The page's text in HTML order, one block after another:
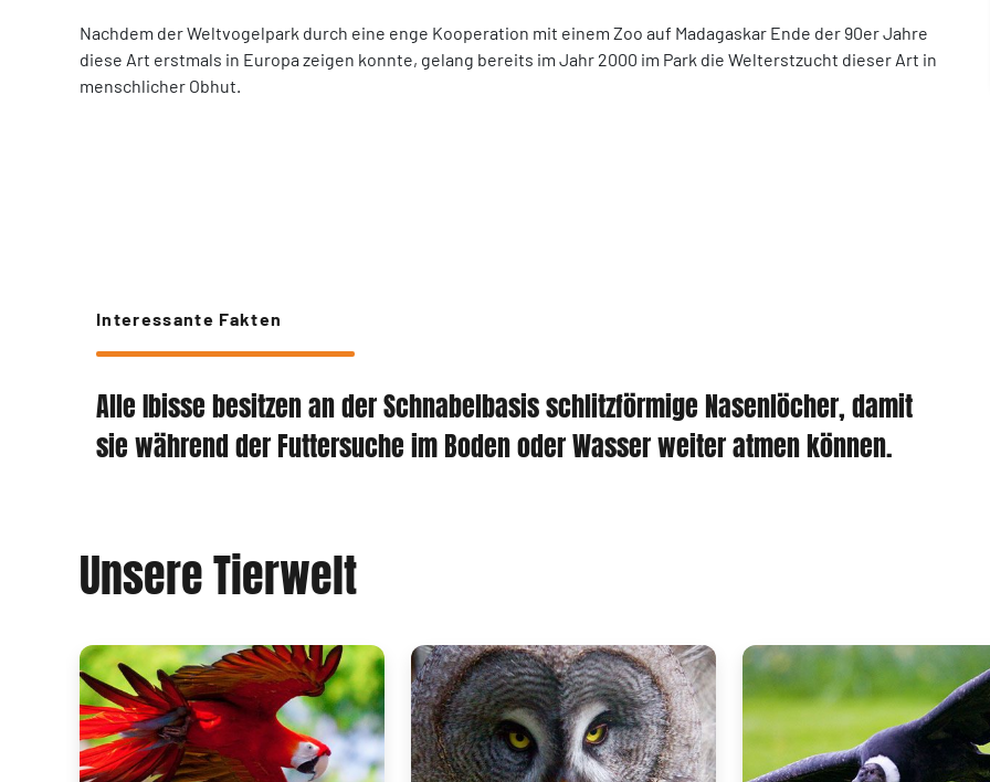
Nachdem der Weltvogelpark durch eine enge Kooperation mit einem Zoo auf Madagaskar Ende der 90er Jahre
diese Art erstmals in Europa zeigen konnte, gelang bereits im Jahr 2000 im Park die Welterstzucht dieser Art in
menschlicher Obhut.
Interessante Fakten
Alle Ibisse besitzen an der Schnabelbasis schlitzförmige Nasenlöcher, damit
sie während der Futtersuche im Boden oder Wasser weiter atmen können.
Unsere Tierwelt